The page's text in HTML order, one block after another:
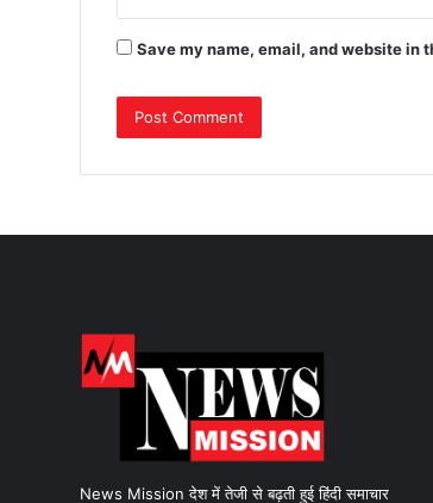
Save my name, email, and website in
News Mission देश में तेजी से बढ़ती हुई हिंदी समाचार